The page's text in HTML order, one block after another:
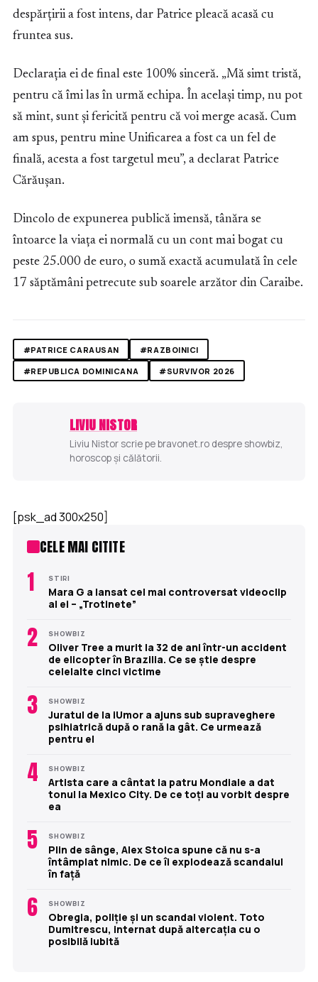
despărțirii a fost intens, dar Patrice pleacă acasă cu
fruntea sus.
Declarația ei de final este 100% sinceră. „Mă simt tristă,
pentru că îmi las în urmă echipa. În același timp, nu pot
să mint, sunt și fericită pentru că voi merge acasă. Cum
am spus, pentru mine Unificarea a fost ca un fel de
finală, acesta a fost targetul meu”, a declarat Patrice
Cărăușan.
Dincolo de expunerea publică imensă, tânăra se
întoarce la viața ei normală cu un cont mai bogat cu
peste 25.000 de euro, o sumă exactă acumulată în cele
17 săptămâni petrecute sub soarele arzător din Caraibe.
#PATRICE CARAUSAN
#RAZBOINICI
#REPUBLICA DOMINICANA
#SURVIVOR 2026
LIVIU NISTOR
Liviu Nistor scrie pe bravonet.ro despre showbiz,
horoscop și călătorii.
[psk_ad 300x250]
CELE MAI CITITE
1 STIRI
Mara G a lansat cel mai controversat videoclip
al ei – „Trotinete”
2 SHOWBIZ
Oliver Tree a murit la 32 de ani într-un accident
de elicopter în Brazilia. Ce se știe despre
celelalte cinci victime
3 SHOWBIZ
Juratul de la iUmor a ajuns sub supraveghere
psihiatrică după o rană la gât. Ce urmează
pentru el
4 SHOWBIZ
Artista care a cântat la patru Mondiale a dat
tonul la Mexico City. De ce toți au vorbit despre
ea
5 SHOWBIZ
Plin de sânge, Alex Stoica spune că nu s-a
întâmplat nimic. De ce îi explodează scandalul
în față
6 SHOWBIZ
Obregia, poliție și un scandal violent. Toto
Dumitrescu, internat după altercația cu o
posibilă iubită